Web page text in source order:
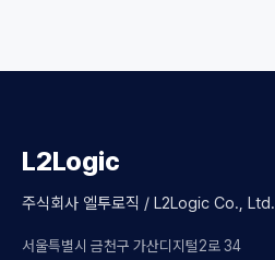
L2Logic
주식회사 엘투로직 / L2Logic Co., Ltd.
서울특별시 금천구 가산디지털2로 34